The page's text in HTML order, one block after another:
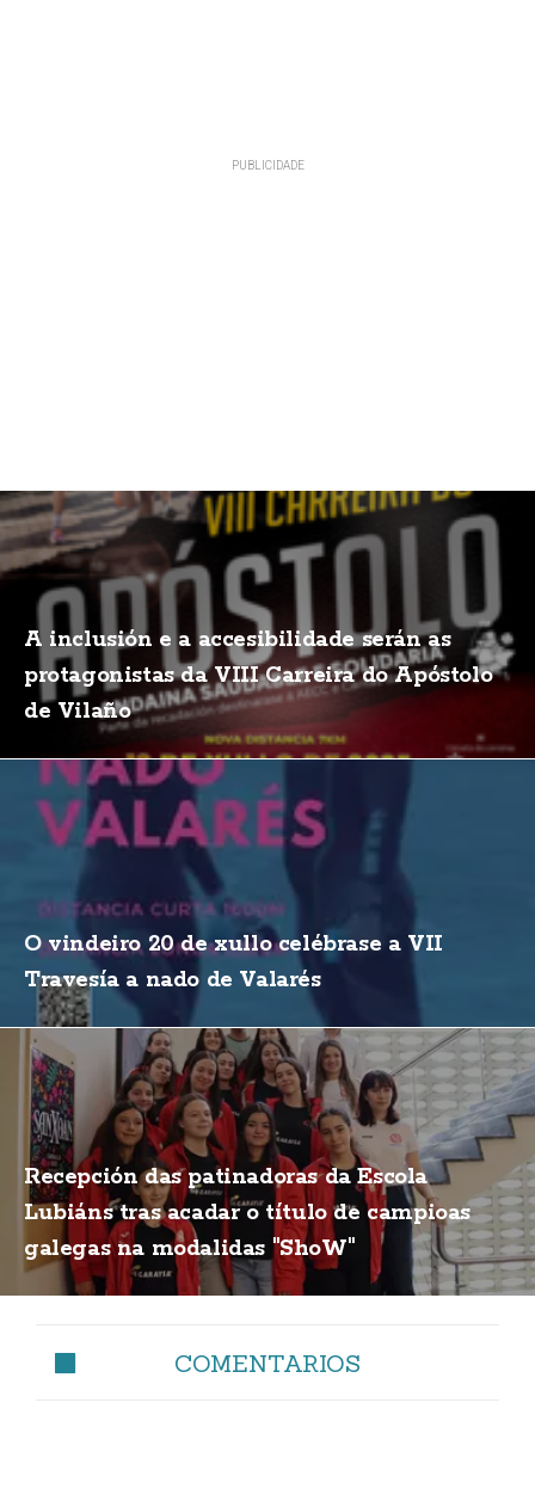
A inclusión e a accesibilidade serán as
protagonistas da VIII Carreira do Apóstolo
de Vilaño
O vindeiro 20 de xullo celébrase a VII
Travesía a nado de Valarés
Recepción das patinadoras da Escola
Lubiáns tras acadar o título de campioas
galegas na modalidas "ShoW"
COMENTARIOS